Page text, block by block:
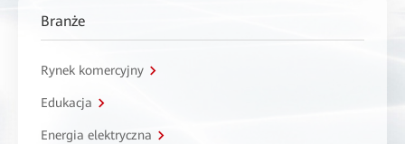
Branże
Rynek komercyjny
Edukacja
Energia elektryczna